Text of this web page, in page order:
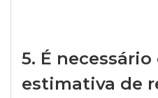
5. É
estimativa de